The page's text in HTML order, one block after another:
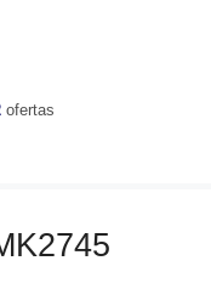
ofertas